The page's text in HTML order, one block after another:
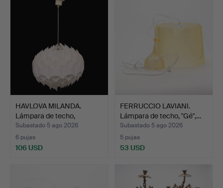
HAVLOVA MILANDA.
Lámpara de techo,
"Rythmi…
Subastado 5 ago 2026
6 pujas
106 USD
FERRUCCIO LAVIANI.
Lámpara de techo, "Gé",…
Subastado 5 ago 2026
5 pujas
53 USD